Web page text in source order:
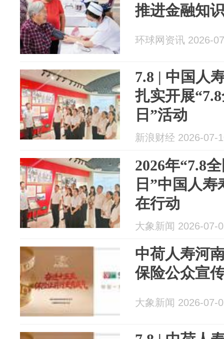
推进金融知
环球网资讯 2026-
7.8 | 中国人
扎实开展
日”活动
新浪财经 2026-07-
2026年“7.8
日”中国人
在行动
大象新闻 2026-07-
中荷人寿河
保险公众宣
大象新闻 2026-07-